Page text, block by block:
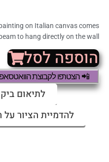
on Italian canvas comes
to hang directly on the wall
הוספה לסל
📲 הצטרפו לקבוצת
לתיאום
להדמיית הציור